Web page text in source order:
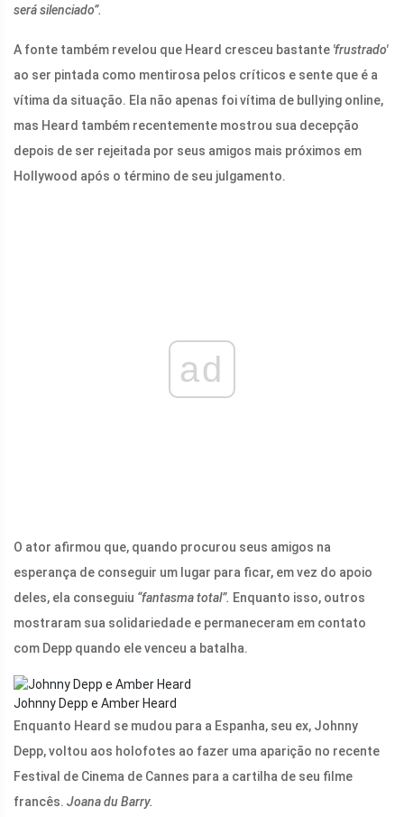
será silenciado”.
A fonte também revelou que Heard cresceu bastante 'frustrado'
ao ser pintada como mentirosa pelos críticos e sente que é a
vítima da situação. Ela não apenas foi vítima de bullying online,
mas Heard também recentemente mostrou sua decepção
depois de ser rejeitada por seus amigos mais próximos em
Hollywood após o término de seu julgamento.
ad
O ator afirmou que, quando procurou seus amigos na
esperança de conseguir um lugar para ficar, em vez do apoio
deles, ela conseguiu “fantasma total”. Enquanto isso, outros
mostraram sua solidariedade e permaneceram em contato
com Depp quando ele venceu a batalha.
Johnny Depp e Amber Heard
Enquanto Heard se mudou para a Espanha, seu ex, Johnny
Depp, voltou aos holofotes ao fazer uma aparição no recente
Festival de Cinema de Cannes para a cartilha de seu filme
francês. Joana du Barry.